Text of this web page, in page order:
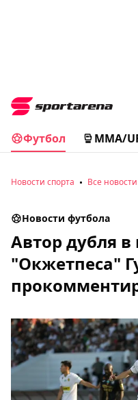
Футбол MMA/
Новости спорта Все новости
Новости футбола
Автор дубля в
"Окжетпеса"